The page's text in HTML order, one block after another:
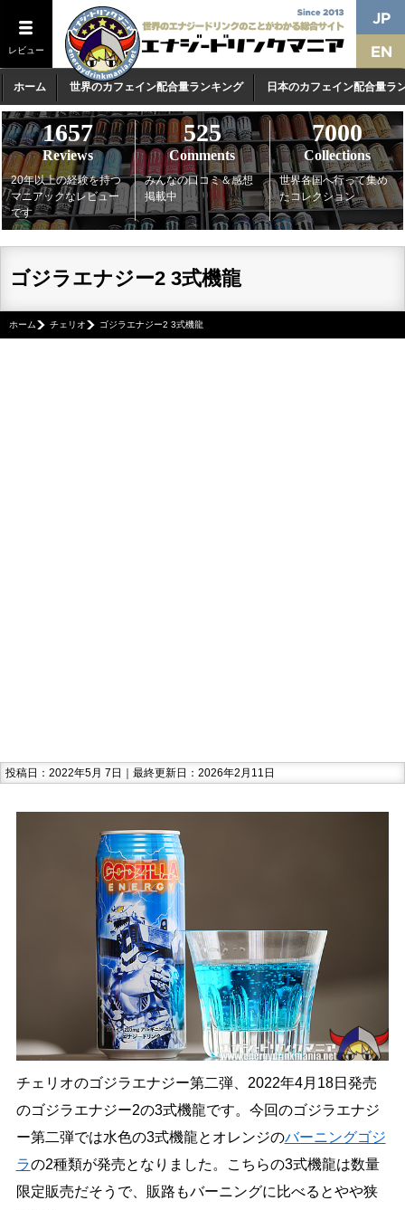
レビュー
ホーム 世界のカフェイン配合量ランキング 日本のカフェイン配合量ラ
1657
Reviews
20年以上の経験を持つ
マニアックなレビュー
です
525
Comments
みんなの口コミ＆感想
掲載中
7000
Collections
世界各国へ行って集め
たコレクション
ゴジラエナジー2 3式機龍
ホーム チェリオ ゴジラエナジー2 3式機龍
投稿日：2022年5月 7日｜最終更新日：2026年2月11日
チェリオのゴジラエナジー第二弾、2022年4月18日発売
のゴジラエナジー2の3式機龍です。今回のゴジラエナジ
ー第二弾では水色の3式機龍とオレンジのバーニングゴジ
ラの2種類が発売となりました。こちらの3式機龍は数量
限定販売だそうで、販路もバーニングに比べるとやや狭